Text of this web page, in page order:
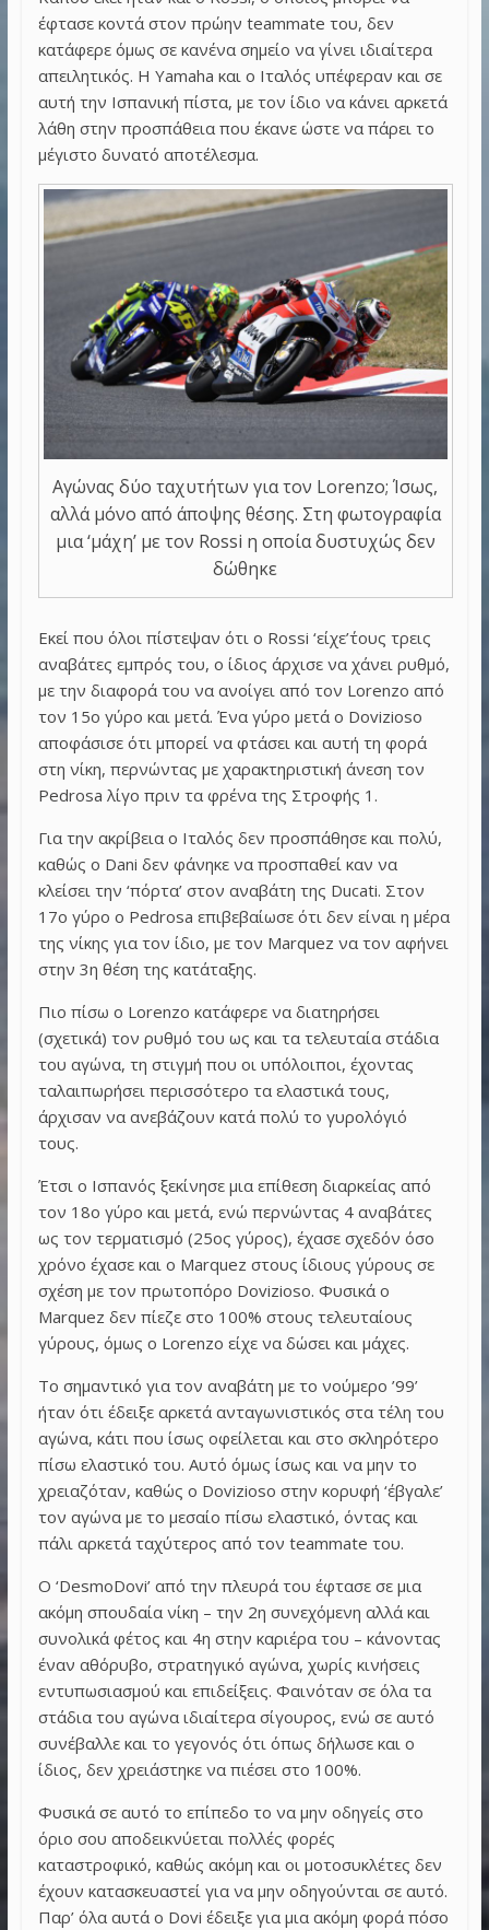
έφτασε κοντά στον πρώην teammate του, δεν
κατάφερε όμως σε κανένα σημείο να γίνει ιδιαίτερα
απειλητικός. Η Yamaha και ο Ιταλός υπέφεραν και σε
αυτή την Ισπανική πίστα, με τον ίδιο να κάνει αρκετά
λάθη στην προσπάθεια που έκανε ώστε να πάρει το
μέγιστο δυνατό αποτέλεσμα.
Αγώνας δύο ταχυτήτων για τον Lorenzo; Ίσως,
αλλά μόνο από άποψης θέσης. Στη φωτογραφία
μια ‘μάχη’ με τον Rossi η οποία δυστυχώς δεν
δώθηκε
Εκεί που όλοι πίστεψαν ότι ο Rossi ‘είχε’΄τους τρεις
αναβάτες εμπρός του, ο ίδιος άρχισε να χάνει ρυθμό,
με την διαφορά του να ανοίγει από τον Lorenzo από
τον 15ο γύρο και μετά. Ένα γύρο μετά ο Dovizioso
αποφάσισε ότι μπορεί να φτάσει και αυτή τη φορά
στη νίκη, περνώντας με χαρακτηριστική άνεση τον
Pedrosa λίγο πριν τα φρένα της Στροφής 1.
Για την ακρίβεια ο Ιταλός δεν προσπάθησε και πολύ,
καθώς ο Dani δεν φάνηκε να προσπαθεί καν να
κλείσει την ‘πόρτα’ στον αναβάτη της Ducati. Στον
17ο γύρο ο Pedrosa επιβεβαίωσε ότι δεν είναι η μέρα
της νίκης για τον ίδιο, με τον Marquez να τον αφήνει
στην 3η θέση της κατάταξης.
Πιο πίσω ο Lorenzo κατάφερε να διατηρήσει
(σχετικά) τον ρυθμό του ως και τα τελευταία στάδια
του αγώνα, τη στιγμή που οι υπόλοιποι, έχοντας
ταλαιπωρήσει περισσότερο τα ελαστικά τους,
άρχισαν να ανεβάζουν κατά πολύ το γυρολόγιό
τους.
Έτσι ο Ισπανός ξεκίνησε μια επίθεση διαρκείας από
τον 18ο γύρο και μετά, ενώ περνώντας 4 αναβάτες
ως τον τερματισμό (25ος γύρος), έχασε σχεδόν όσο
χρόνο έχασε και ο Marquez στους ίδιους γύρους σε
σχέση με τον πρωτοπόρο Dovizioso. Φυσικά ο
Marquez δεν πίεζε στο 100% στους τελευταίους
γύρους, όμως ο Lorenzo είχε να δώσει και μάχες.
Το σημαντικό για τον αναβάτη με το νούμερο ’99’
ήταν ότι έδειξε αρκετά ανταγωνιστικός στα τέλη του
αγώνα, κάτι που ίσως οφείλεται και στο σκληρότερο
πίσω ελαστικό του. Αυτό όμως ίσως και να μην το
χρειαζόταν, καθώς ο Dovizioso στην κορυφή ‘έβγαλε’
τον αγώνα με το μεσαίο πίσω ελαστικό, όντας και
πάλι αρκετά ταχύτερος από τον teammate του.
Ο ‘DesmoDovi’ από την πλευρά του έφτασε σε μια
ακόμη σπουδαία νίκη – την 2η συνεχόμενη αλλά και
συνολικά φέτος και 4η στην καριέρα του – κάνοντας
έναν αθόρυβο, στρατηγικό αγώνα, χωρίς κινήσεις
εντυπωσιασμού και επιδείξεις. Φαινόταν σε όλα τα
στάδια του αγώνα ιδιαίτερα σίγουρος, ενώ σε αυτό
συνέβαλλε και το γεγονός ότι όπως δήλωσε και ο
ίδιος, δεν χρειάστηκε να πιέσει στο 100%.
Φυσικά σε αυτό το επίπεδο το να μην οδηγείς στο
όριο σου αποδεικνύεται πολλές φορές
καταστροφικό, καθώς ακόμη και οι μοτοσυκλέτες δεν
έχουν κατασκευαστεί για να μην οδηγούνται σε αυτό.
Παρ’ όλα αυτά ο Dovi έδειξε για μια ακόμη φορά πόσο